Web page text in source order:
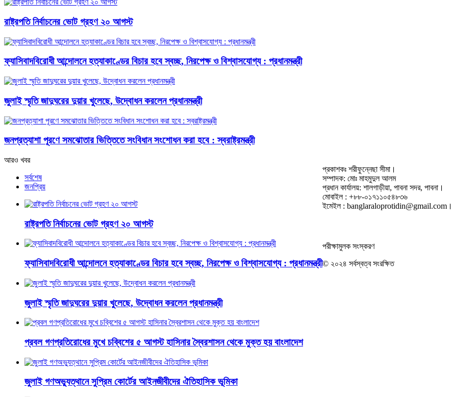
রাষ্ট্রপতি নির্বাচনের ভোট গ্রহণ ২০ আগস্ট
ফ্যাসিবাদবিরোধী আন্দোলনে হত্যাকাণ্ডের বিচার হবে স্বচ্ছ, নিরপেক্ষ ও বিশ্বাসযোগ্য : প্রধানমন্ত্রী
জুলাই স্মৃতি জাদুঘরের দুয়ার খুলেছে, উদ্বোধন করলেন প্রধানমন্ত্রী
জনপ্রত্যাশা পূরণে সমঝোতার ভিত্তিতে সংবিধান সংশোধন করা হবে : স্বরাষ্ট্রমন্ত্রী
আরও খবর
সর্বশেষ
জনপ্রিয়
রাষ্ট্রপতি নির্বাচনের ভোট গ্রহণ ২০ আগস্ট
ফ্যাসিবাদবিরোধী আন্দোলনে হত্যাকাণ্ডের বিচার হবে স্বচ্ছ, নিরপেক্ষ ও বিশ্বাসযোগ্য : প্রধানমন্ত্রী
জুলাই স্মৃতি জাদুঘরের দুয়ার খুলেছে, উদ্বোধন করলেন প্রধানমন্ত্রী
প্রবল গণপ্রতিরোধের মুখে চব্বিশের ৫ আগস্ট হাসিনার স্বৈরশাসন থেকে মুক্ত হয় বাংলাদেশ
জুলাই গণঅভ্যুত্থানে সুপ্রিম কোর্টের আইনজীবীদের ঐতিহাসিক ভূমিকা
প্রকাশকঃ শরীফুন্নেছা সীমা।
সম্পাদক: মোঃ মাহমুদুল আলম
প্রধান কার্যালয়: শালগাড়ীয়া, পাবনা সদর, পাবনা।
মোবাইল : +৮৮-০১৭১১০৫৪৮৩৬
ইমেইল : banglaraloprotidin@gmail.com।
পরীক্ষামুলক সংস্করণ
© ২০২৪ সর্বস্বত্ব সংরক্ষিত